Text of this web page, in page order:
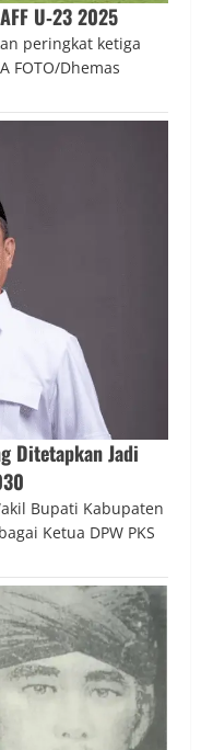
U‑23 2025
peringkat ketiga
FOTO/Dhemas
Ditetapkan Jadi
Bupati Kabupaten
Ketua DPW PKS